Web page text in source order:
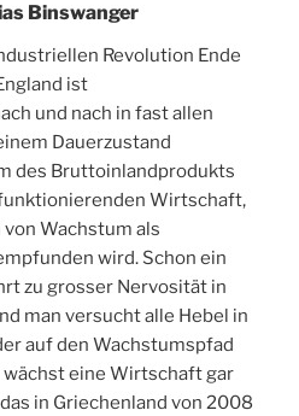
Binswanger
Revolution Ende
ist
und nach in fast allen
Dauerzustand
des Bruttoinlandprodukts
Wirtschaft,
Wachstum als
wird. Schon ein
zu grosser Nervosität in
man versucht alle Hebel in
auf den Wachstumspfad
wächst eine Wirtschaft gar
in Griechenland von 2008